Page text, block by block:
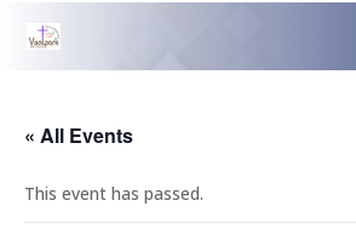
« All Events
This event has passed.